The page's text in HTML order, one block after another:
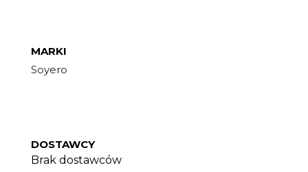
MARKI
Soyero
DOSTAWCY
Brak dostawców